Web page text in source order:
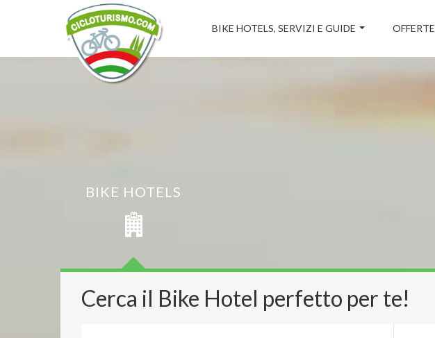
BIKE HOTELS, SERVIZI E GUIDE OFFERTE
BIKE HOTELS
Cerca il Bike Hotel perfetto per te!